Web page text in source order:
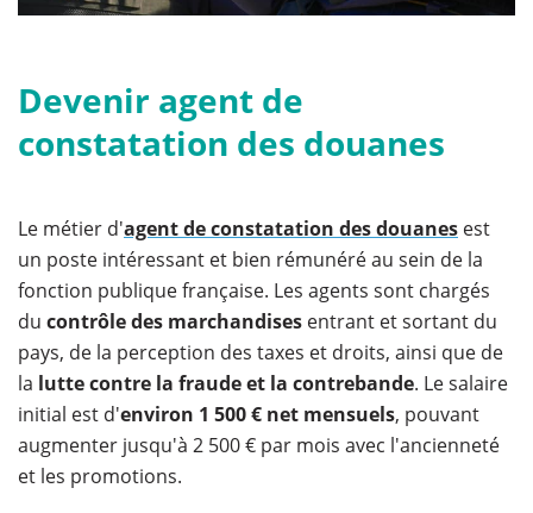
Devenir agent de
constatation des douanes
Le métier d'agent de constatation des douanes est
un poste intéressant et bien rémunéré au sein de la
fonction publique française. Les agents sont chargés
du contrôle des marchandises entrant et sortant du
pays, de la perception des taxes et droits, ainsi que de
la lutte contre la fraude et la contrebande. Le salaire
initial est d'environ 1 500 € net mensuels, pouvant
augmenter jusqu'à 2 500 € par mois avec l'ancienneté
et les promotions.